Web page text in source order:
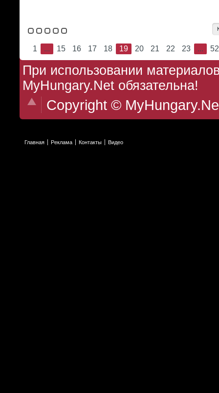
1 ... 15 16 17 18 19 20 21 22 23 ...
При использовании
MyHungary.Net обязательна!
Copyright ©
Главная Реклама Контакты Видео